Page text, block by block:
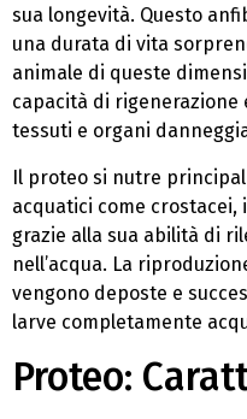
sua longevità. Questo
una durata di vita
animale di queste
capacità di
tessuti e organi
Il proteo si nutre
acquatici come
grazie alla sua abilità di
nell’acqua. La
vengono deposte e
larve completamente
Proteo: